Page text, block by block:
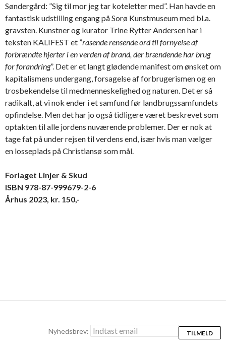
Søndergård: ”Sig til mor jeg tar koteletter med”. Han havde en
fantastisk udstilling engang på Sorø Kunstmuseum med bl.a.
gravsten. Kunstner og kurator Trine Rytter Andersen har i
teksten KALIFEST et ”rasende rensende ord til fornyelse af
forbrændte hjerter i en verden af brand, der brændende har brug
for forandring”. Det er et langt glødende manifest om ønsket om
kapitalismens undergang, forsagelse af forbrugerismen og en
trosbekendelse til medmenneskelighed og naturen. Det er så
radikalt, at vi nok ender i et samfund før landbrugssamfundets
opfindelse. Men det har jo også tidligere været beskrevet som
optakten til alle jordens nuværende problemer. Der er nok at
tage fat på under rejsen til verdens end, især hvis man vælger
en losseplads på Christiansø som mål.
Forlaget Linjer & Skud
ISBN 978-87-999679-2-6
Århus 2023, kr. 150,-
Nyhedsbrev: